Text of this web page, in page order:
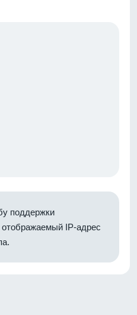
поддержки
отображаемый IP-адрес